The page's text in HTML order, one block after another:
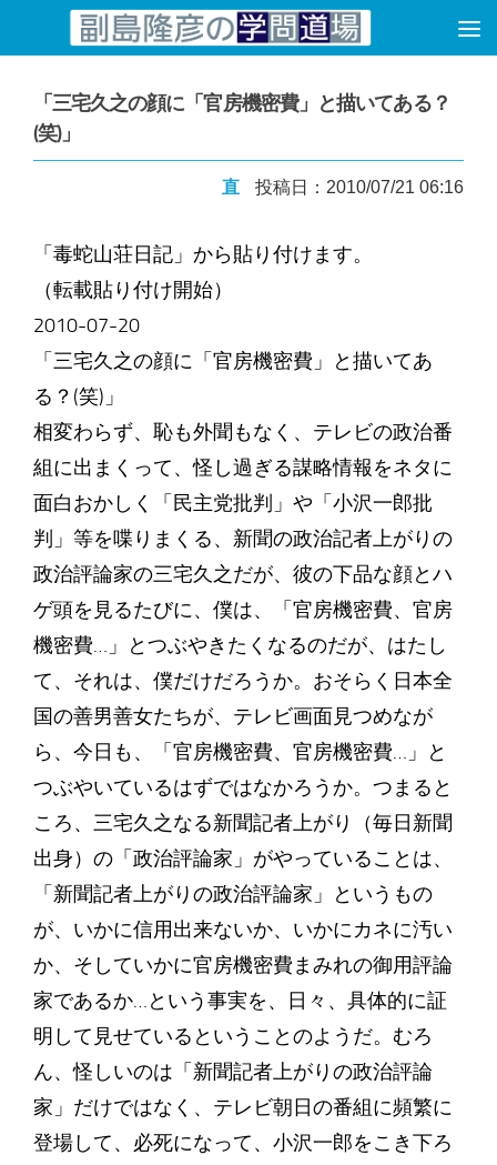
コンテンツへスキップ
「三宅久之の顔に「官房機密費」と描いてある？
(笑)」
直 投稿日：2010/07/21 06:16
「毒蛇山荘日記」から貼り付けます。
（転載貼り付け開始）
2010-07-20
「三宅久之の顔に「官房機密費」と描いてあ
る？(笑)」
相変わらず、恥も外聞もなく、テレビの政治番
組に出まくって、怪し過ぎる謀略情報をネタに
面白おかしく「民主党批判」や「小沢一郎批
判」等を喋りまくる、新聞の政治記者上がりの
政治評論家の三宅久之だが、彼の下品な顔とハ
ゲ頭を見るたびに、僕は、「官房機密費、官房
機密費…」とつぶやきたくなるのだが、はたし
て、それは、僕だけだろうか。おそらく日本全
国の善男善女たちが、テレビ画面見つめなが
ら、今日も、「官房機密費、官房機密費…」と
つぶやいているはずではなかろうか。つまると
ころ、三宅久之なる新聞記者上がり（毎日新聞
出身）の「政治評論家」がやっていることは、
「新聞記者上がりの政治評論家」というもの
が、いかに信用出来ないか、いかにカネに汚い
か、そしていかに官房機密費まみれの御用評論
家であるか…という事実を、日々、具体的に証
明して見せているということのようだ。むろ
ん、怪しいのは「新聞記者上がりの政治評論
家」だけではなく、テレビ朝日の番組に頻繁に
登場して、必死になって、小沢一郎をこき下ろ